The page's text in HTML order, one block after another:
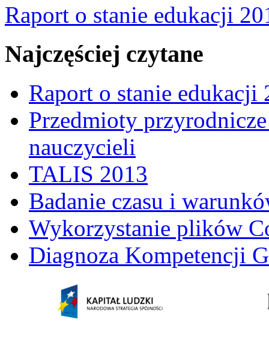
Raport o stanie edukacji
Najczęściej czytane
Raport o stanie edukacji
Przedmioty
nauczycieli
TALIS 2013
Badanie czasu i
Wykorzystanie plików
Diagnoza Kompetencji